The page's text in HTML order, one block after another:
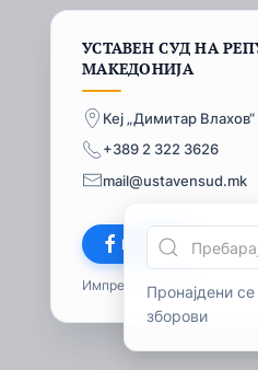
Пронајдени се
зборови
УСТАВЕН СУД НА
МАКЕДОНИЈА
Кеј „Димитар
+389 2 322 3626
mail@ustavensud.mk
Facebook
Импресум© 2026